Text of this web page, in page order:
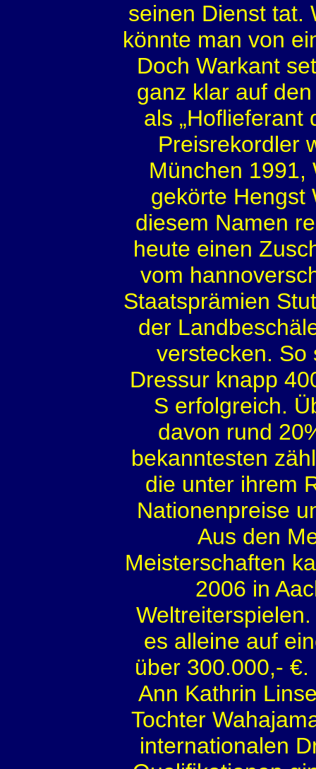
seinen Dienst tat.
könnte man von
Doch Warkant
ganz klar auf
als „Hoflieferant
Preisrekordler
München 1991,
gekörte Hengst
diesem Namen
heute einen
vom
Staatsprämien
der
verstecken. So
Dressur knapp
S erfolgreich.
davon rund
bekanntesten
die unter ihrem
Nationenpreise
Aus den
Meisterschaften
2006 in
es alleine auf
über 300.000,-
Ann Kathrin
Tochter
internationalen